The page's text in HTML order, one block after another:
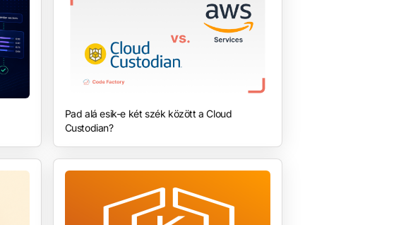
Pad alá esik-e két szék között a Cloud
Custodian?